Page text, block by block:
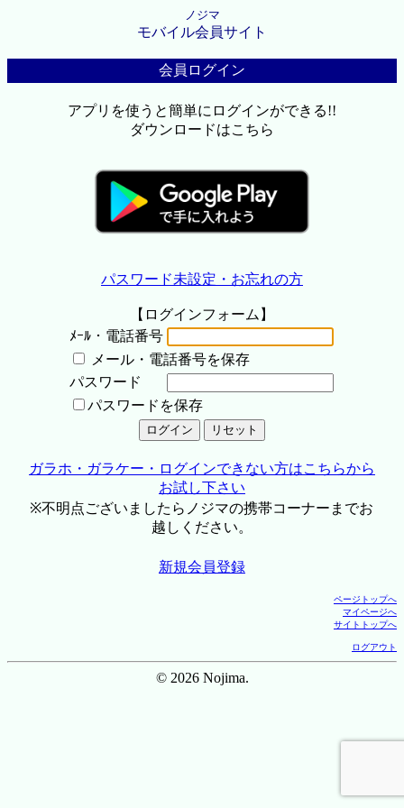
ノジマ
モバイル会員サイト
会員ログイン
アプリを使うと簡単にログインができる!!
ダウンロードはこちら
パスワード未設定・お忘れの方
【ログインフォーム】
ﾒｰﾙ・電話番号
メール・電話番号を保存
パスワード
パスワードを保存
ガラホ・ガラケー・ログインできない方はこちらから
お試し下さい
※不明点ございましたらノジマの携帯コーナーまでお
越しください。
新規会員登録
ページトップへ
マイページへ
サイトトップへ
ログアウト
© 2026 Nojima.